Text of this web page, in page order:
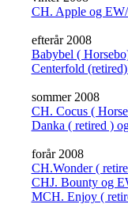
CH. Apple og
efterår 2008
Babybel (
Centerfold
sommer 2008
CH. Cocus (
Danka ( retired )
forår 2008
CH.Wonder (
CHJ. Bounty og
MCH. Enjoy (